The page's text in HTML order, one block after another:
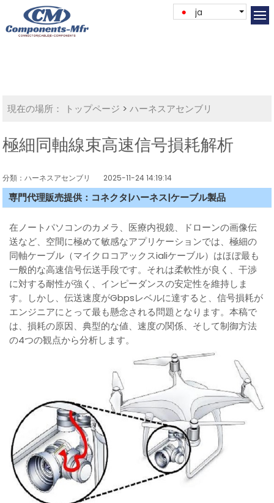
ja
現在の場所： トップページ >ハーネスアセンブリ
極細同軸線束高速信号損耗解析
分類：ハーネスアセンブリ 2025-11-24 14:19:14
専門代理販売提供：コネクタ|ハーネス|ケーブル製品
在ノートパソコンのカメラ、医療内視鏡、ドローンの画像伝
送など、空間に極めて敏感なアプリケーションでは、極細の
同軸ケーブル（マイクロコアックスialiケーブル）はほぼ最も
一般的な高速信号伝送手段です。それは柔軟性が良く、干渉
に対する耐性が強く、インピーダンスの安定性を維持しま
す。しかし、伝送速度がGbpsレベルに達すると、信号損耗が
エンジニアにとって最も懸念される問題となります。本稿で
は、損耗の原因、典型的な値、速度の関係、そして制御方法
の4つの観点から分析します。